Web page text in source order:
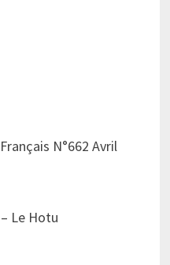
N°662 Avril
Le Hotu